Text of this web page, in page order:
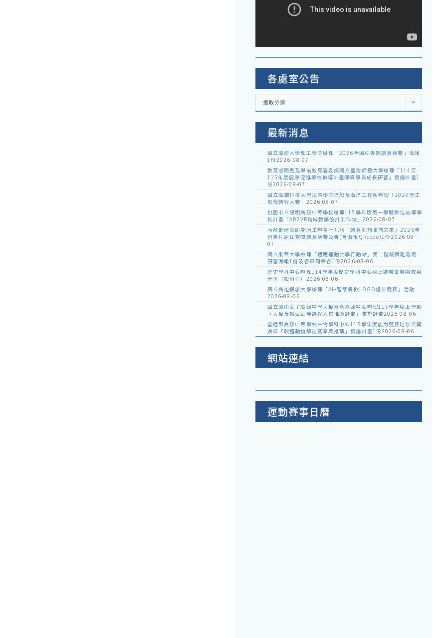
各處室公告
各
室
選取分類
最新消息
國立臺南大學理工學院辦理「2026全國AI專題創意競賽」海報
1份2026-08-07
教育部國民及學前教育署委請國立臺灣師範大學辦理「114至
115年度健康促進學校輔導計畫師資專業成長研習」實施計畫1
份2026-08-07
國立高雄科技大學海事學院造船及海洋工程系辦理「2026學生
船模創客大賽」 2026-08-07
桃園市立陽明高級中等學校辦理115學年度第一學期數位前導學
校計畫「AR2VR跨域教學設計工作坊」 2026-08-07
內政部建築研究所主辦第十九屆「創意狂想巢向未來」2026年
智慧化居住空間創意競賽公告(含海報QRcode)1份2026-08-
07
國立東華大學辦理「適應運動共學行動站」第二階段與離島場
研習海報1份及各區簡章各1份2026-08-06
歷史學科中心辦理114學年度歷史學科中心線上讀書會暑期成果
分享（如附件） 2026-08-06
國立高雄餐旅大學辦理「AI+智慧餐飲LOGO設計競賽」活動
2026-08-06
國立臺南女子高級中學人權教育資源中心辦理115學年度上學期
「人權及轉型正義課程入校推廣計畫」實施計畫2026-08-06
普通型高級中等學校生物學科中心115學年度能力競賽培訓公開
授課「軟體動物解剖觀察與推理」實施計畫1份2026-08-06
網站連結
運動賽事日曆